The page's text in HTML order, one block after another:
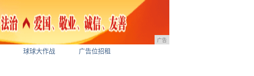
广告
球球大作战 广告位招租